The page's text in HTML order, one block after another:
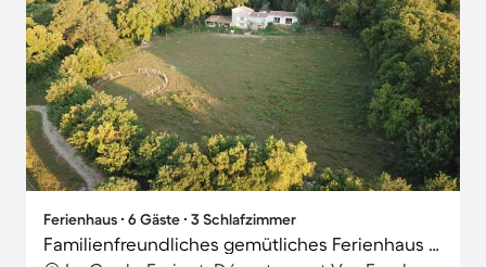
Ferienhaus ∙ 6 Gäste ∙ 3 Schlafzimmer
Familienfreundliches gemütliches Ferienhaus mit Grill, Garten und privatem Pool